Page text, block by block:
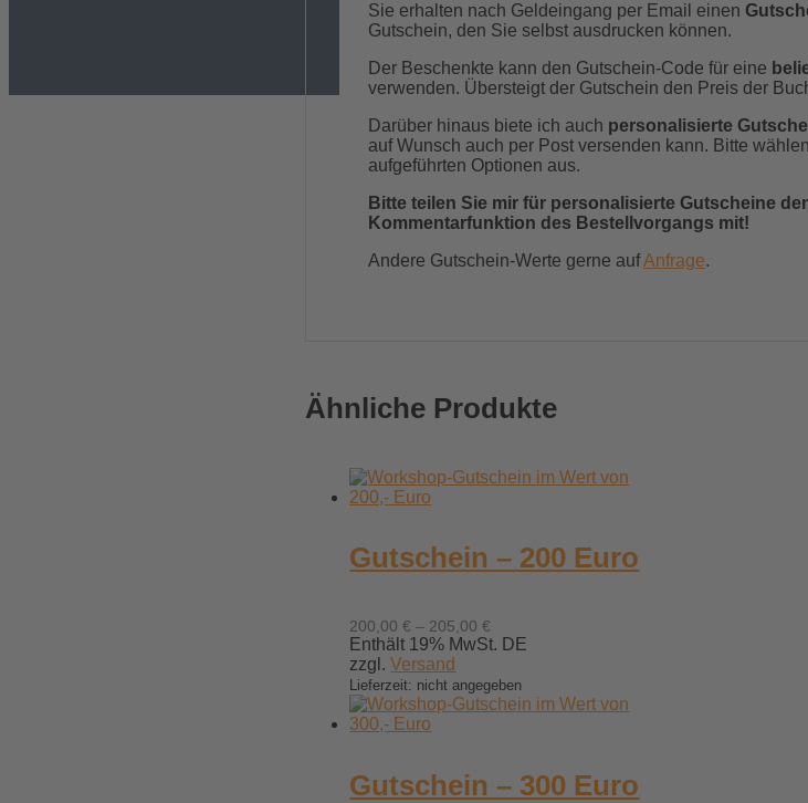
Sie erhalten nach Geldeingang per Email einen
Gutschein, den Sie selbst ausdrucken können.
Der Beschenkte kann den Gutschein-Code für eine
verwenden. Übersteigt der Gutschein den Preis der
Darüber hinaus biete ich auch personalisierte
auf Wunsch auch per Post versenden kann. Bitte
aufgeführten Optionen aus.
Bitte teilen Sie mir für personalisierte Gutscheine
Kommentarfunktion des Bestellvorgangs mit!
Andere Gutschein-Werte gerne aufAnfrage.
Ähnliche Produkte
Gutschein – 200 Euro
200,00€ – 205,00€
200,00 €
205,00 €
Enthält 19% MwSt. DE
zzgl.Versand
Lieferzeit: nicht angegeben
Gutschein – 300 Euro